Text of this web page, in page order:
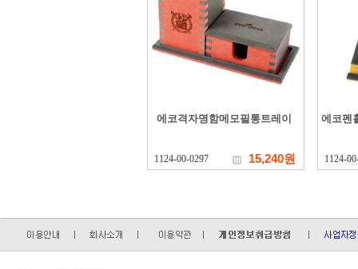
에코격자명함메모필통트레이
1124-00-0297 15,240원
에코펜
1124-